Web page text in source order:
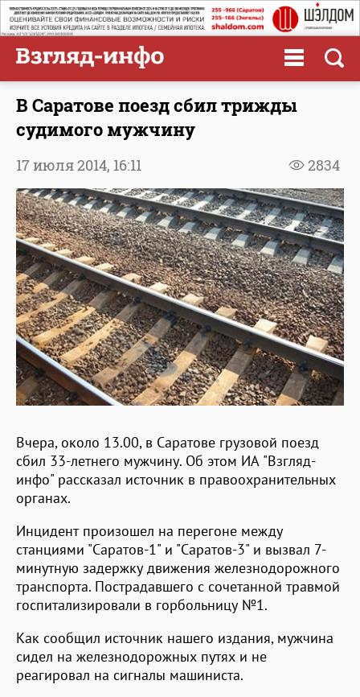
В Саратове поезд сбил трижды
судимого мужчину
2834
17 июля 2014, 16:11
Вчера, около 13.00, в Саратове грузовой поезд
сбил 33-летнего мужчину. Об этом ИА "Взгляд-
инфо" рассказал источник в правоохранительных
органах.
Инцидент произошел на перегоне между
станциями "Саратов-1" и "Саратов-3" и вызвал 7-
минутную задержку движения железнодорожного
транспорта. Пострадавшего с сочетанной травмой
госпитализировали в горбольницу №1.
Как сообщил источник нашего издания, мужчина
сидел на железнодорожных путях и не
реагировал на сигналы машиниста.